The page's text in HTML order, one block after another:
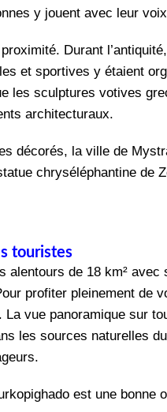
y jouent avec leur
Durant
et sportives y étaient
les sculptures votives
architecturaux.
décorés, la ville de
chryséléphantine de
touristes
alentours de 18 km²
profiter pleinement de
vue panoramique sur
les sources naturelles
est une